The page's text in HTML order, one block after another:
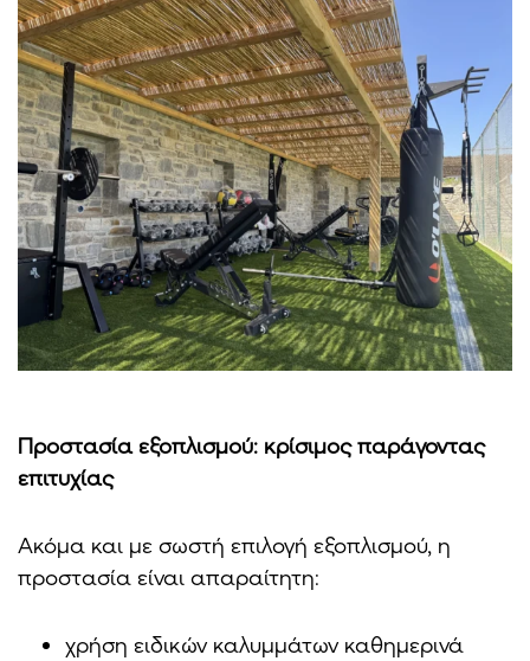
Προστασία εξοπλισμού: κρίσιμος παράγοντας
επιτυχίας
Ακόμα και με σωστή επιλογή εξοπλισμού, η
προστασία είναι απαραίτητη:
χρήση ειδικών καλυμμάτων καθημερινά